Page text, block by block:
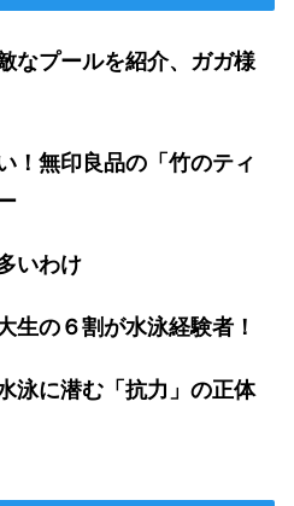
なプールを紹介、ガガ様
！無印良品の「竹のティ
いわけ
生の６割が水泳経験者！
泳に潜む「抗力」の正体